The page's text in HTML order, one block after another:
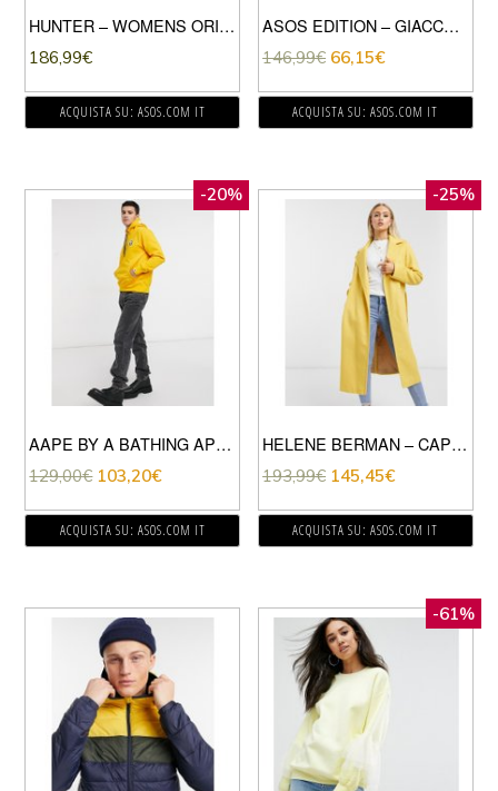
HUNTER – WOMENS ORIGINAL – GIACCA ANTIPIOGGIA GIALLA-GIALLO
186,99€
ACQUISTA SU: ASOS.COM IT
ASOS EDITION – GIACCA ELEGANTE SLIM CON PAILLETTES-GIALLO
146,99€ 66,15€
ACQUISTA SU: ASOS.COM IT
-20%
AAPE BY A BATHING APE – FELPA CON CAPPUCCIO IN PILE FRANCESE GIALLA-GIALLO
129,00€ 103,20€
ACQUISTA SU: ASOS.COM IT
-25%
HELENE BERMAN – CAPPOTTO A PORTAFOGLIO IN MISTO LANA GIALLO
193,99€ 145,45€
ACQUISTA SU: ASOS.COM IT
-61%